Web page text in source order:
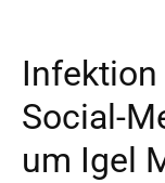
Infektion
Social-
um Igel